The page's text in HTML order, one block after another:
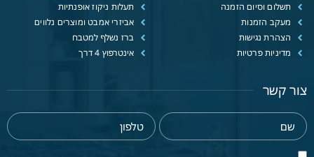
תשלום וסיום הזמנה
מעקב הזמנות
הצהרת נגישות
מדיניות פרטיות
תעלות ניקוז אופנתיות
אביזרי אמבט ומוצרים נלווים
ברז נשלף למטבח
אינטרפוץ 4 דרך
צור קשר